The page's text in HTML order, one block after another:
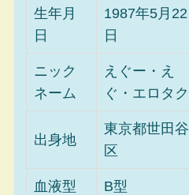
生年月
日
1987年5月22
日
ニック
ネーム
えぐー・え
ぐ・エロタク
出身地
東京都世田谷
区
血液型 B型